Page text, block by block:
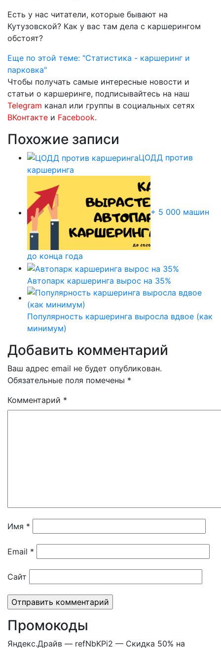
Есть у нас читатели, которые бывают на
Кутузовской? Как у вас там дела с каршерингом
обстоят?
Еще по этой теме: "Статистика - каршеринг и
парковка"
Чтобы получать самые интересные новости и
статьи о каршеринге, подписывайтесь на наш
Telegram канал или группы в социальных сетях
ВКонтакте и Facebook.
Похожие записи
ЦОДД против
каршеринга
+ 5 000 машин
до конца года
Автопарк каршеринга вырос на 35%
Популярность каршеринга выросла вдвое (как
минимум)
Добавить комментарий
Ваш адрес email не будет опубликован.
Обязательные поля помечены *
Комментарий *
Имя *
Email *
Сайт
Промокоды
Яндекс.Драйв — refNbKPi2 — Скидка 50% на